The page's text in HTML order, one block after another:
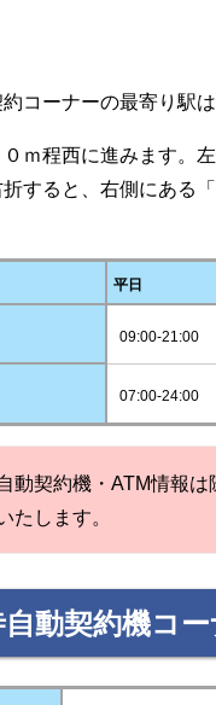
コーナーの最寄り駅
ｍ程西に進みます。
すると、右側にある
平日
09:00-21:00
07:00-24:00
動契約機・ATM情報は
たします。
動契約機コ